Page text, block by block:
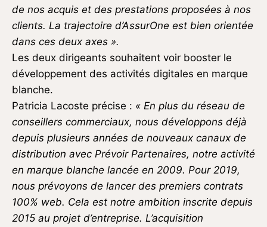
de nos acquis et des prestations proposées à nos
clients. La trajectoire d’AssurOne est bien orientée
dans ces deux axes ».
Les deux dirigeants souhaitent voir booster le
développement des activités digitales en marque
blanche.
Patricia Lacoste précise : « En plus du réseau de
conseillers commerciaux, nous développons déjà
depuis plusieurs années de nouveaux canaux de
distribution avec Prévoir Partenaires, notre activité
en marque blanche lancée en 2009. Pour 2019,
nous prévoyons de lancer des premiers contrats
100% web. Cela est notre ambition inscrite depuis
2015 au projet d’entreprise. L’acquisition